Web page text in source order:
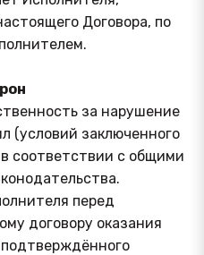
Договора, по
за нарушение
(условий заключенного
в соответствии с общими
перед
договору оказания